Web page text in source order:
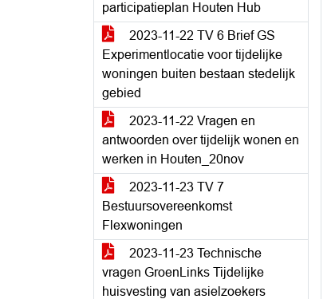
participatieplan Houten Hub
2023-11-22 TV 6 Brief GS
Experimentlocatie voor tijdelijke
woningen buiten bestaan stedelijk
gebied
2023-11-22 Vragen en
antwoorden over tijdelijk wonen en
werken in Houten_20nov
2023-11-23 TV 7
Bestuursovereenkomst
Flexwoningen
2023-11-23 Technische
vragen GroenLinks Tijdelijke
huisvesting van asielzoekers